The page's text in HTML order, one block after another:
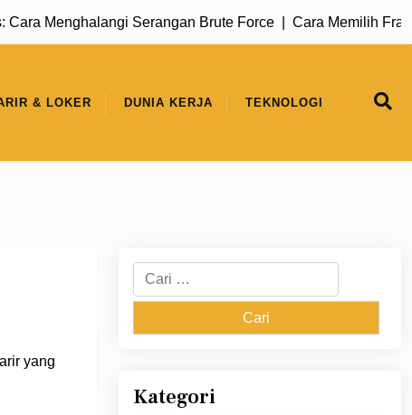
Menghalangi Serangan Brute Force |Cara Memilih
& LOKER DUNIA KERJA TEKNOLOGI
yang
Cari
untuk:
Kategori